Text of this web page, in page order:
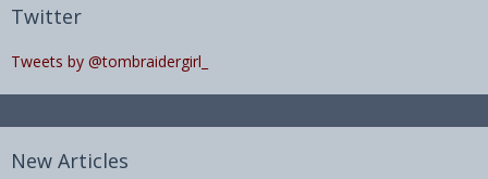
Twitter
Tweets by @tombraidergirl_
New Articles